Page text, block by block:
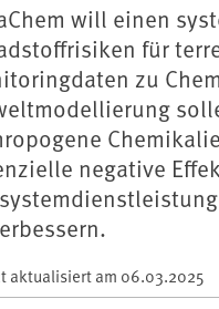
will einen
für
zu
negative
aktualisiert am 06.03.2025